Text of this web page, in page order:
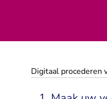
Digitaal procederen